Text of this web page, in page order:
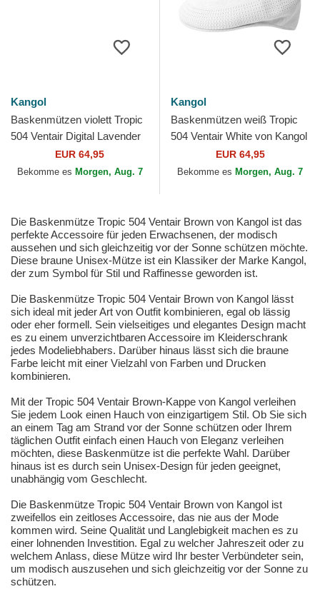
Kangol
Baskenmützen violett Tropic
504 Ventair Digital Lavender
von KangolEUR 64,95
Bekomme es Morgen, Aug. 7
Kangol
Baskenmützen weiß Tropic
504 Ventair White von Kangol
EUR 64,95
Bekomme es Morgen, Aug. 7
Die Baskenmütze Tropic 504 Ventair Brown von Kangol ist das
perfekte Accessoire für jeden Erwachsenen, der modisch
aussehen und sich gleichzeitig vor der Sonne schützen möchte.
Diese braune Unisex-Mütze ist ein Klassiker der Marke Kangol,
der zum Symbol für Stil und Raffinesse geworden ist.
Die Baskenmütze Tropic 504 Ventair Brown von Kangol lässt
sich ideal mit jeder Art von Outfit kombinieren, egal ob lässig
oder eher formell. Sein vielseitiges und elegantes Design macht
es zu einem unverzichtbaren Accessoire im Kleiderschrank
jedes Modeliebhabers. Darüber hinaus lässt sich die braune
Farbe leicht mit einer Vielzahl von Farben und Drucken
kombinieren.
Mit der Tropic 504 Ventair Brown-Kappe von Kangol verleihen
Sie jedem Look einen Hauch von einzigartigem Stil. Ob Sie sich
an einem Tag am Strand vor der Sonne schützen oder Ihrem
täglichen Outfit einfach einen Hauch von Eleganz verleihen
möchten, diese Baskenmütze ist die perfekte Wahl. Darüber
hinaus ist es durch sein Unisex-Design für jeden geeignet,
unabhängig vom Geschlecht.
Die Baskenmütze Tropic 504 Ventair Brown von Kangol ist
zweifellos ein zeitloses Accessoire, das nie aus der Mode
kommen wird. Seine Qualität und Langlebigkeit machen es zu
einer lohnenden Investition. Egal zu welcher Jahreszeit oder zu
welchem Anlass, diese Mütze wird Ihr bester Verbündeter sein,
um modisch auszusehen und sich gleichzeitig vor der Sonne zu
schützen.